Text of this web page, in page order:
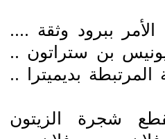
ببرود وثقة ....
بن ستراتون ..
المرتبطة بديميترا ..
شجرة الزيتون